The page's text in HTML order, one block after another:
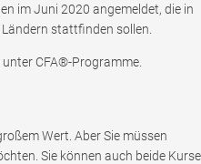
im Juni 2020 angemeldet, die in
stattfinden sollen.
CFA®-Programme.
Wert. Aber Sie müssen
Sie können auch beide Kurse